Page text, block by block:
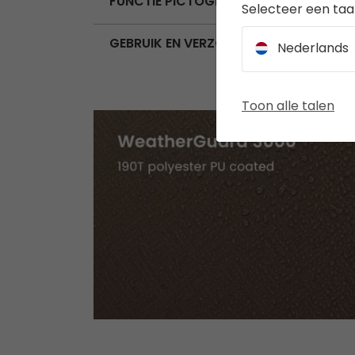
GEBRUIK EN VERZORGING
Selecteer een
Nederlands
Toon alle talen